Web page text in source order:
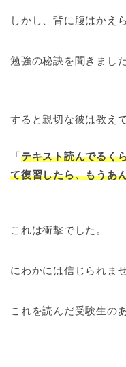
しかし、背に腹はかえ
勉強の秘訣を聞きました
すると親切な彼は教え
「テキスト読んでるく
て復習したら、もうあ
これは衝撃でした。
にわかには信じられませ
これを読んだ受験生の